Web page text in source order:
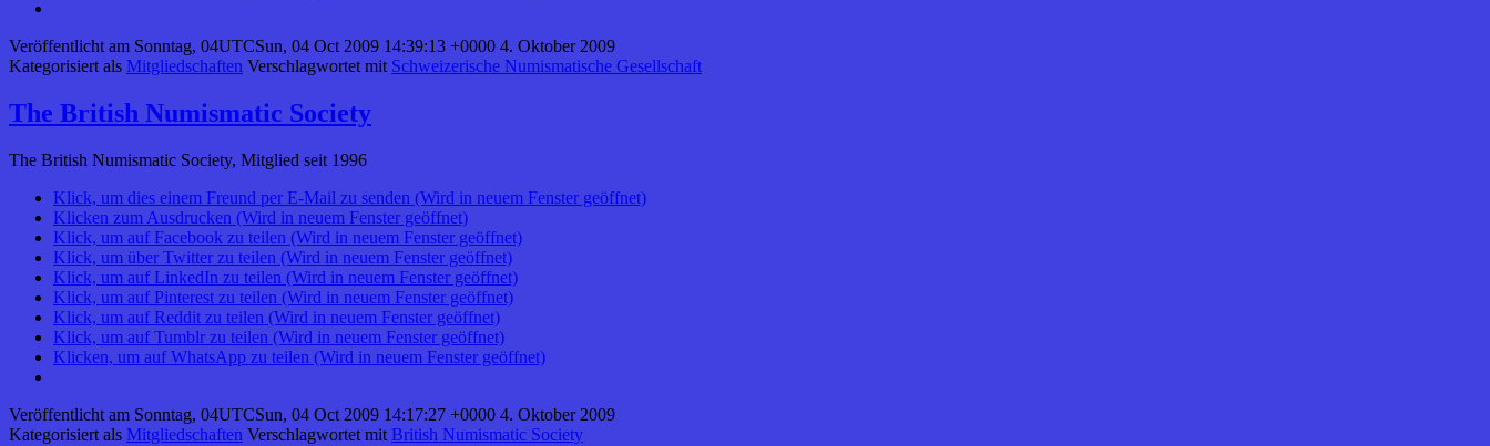
Veröffentlicht am Sonntag, 04UTCSun, 04 Oct 2009 14:39:13 +0000 4. Oktober 2009
Kategorisiert als Mitgliedschaften Verschlagwortet mit Schweizerische Numismatische Gesellschaft
The British Numismatic Society
The British Numismatic Society, Mitglied seit 1996
Klick, um dies einem Freund per E-Mail zu senden (Wird in neuem Fenster geöffnet)
Klicken zum Ausdrucken (Wird in neuem Fenster geöffnet)
Klick, um auf Facebook zu teilen (Wird in neuem Fenster geöffnet)
Klick, um über Twitter zu teilen (Wird in neuem Fenster geöffnet)
Klick, um auf LinkedIn zu teilen (Wird in neuem Fenster geöffnet)
Klick, um auf Pinterest zu teilen (Wird in neuem Fenster geöffnet)
Klick, um auf Reddit zu teilen (Wird in neuem Fenster geöffnet)
Klick, um auf Tumblr zu teilen (Wird in neuem Fenster geöffnet)
Klicken, um auf WhatsApp zu teilen (Wird in neuem Fenster geöffnet)
Veröffentlicht am Sonntag, 04UTCSun, 04 Oct 2009 14:17:27 +0000 4. Oktober 2009
Kategorisiert als Mitgliedschaften Verschlagwortet mit British Numismatic Society